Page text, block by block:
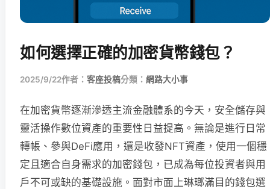
如何選擇正確的加密貨幣錢包？
2025/9/22作者： 客座投稿分類： 網路大小事
在加密貨幣逐漸滲透主流金融體系的今天，安全儲存與
靈活操作數位資產的重要性日益提高。無論是進行日常
轉帳、參與DeFi應用，還是收發NFT資產，使用一個穩
定且適合自身需求的加密錢包，已成為每位投資者與用
戶不可或缺的基礎設施。面對市面上琳瑯滿目的錢包選